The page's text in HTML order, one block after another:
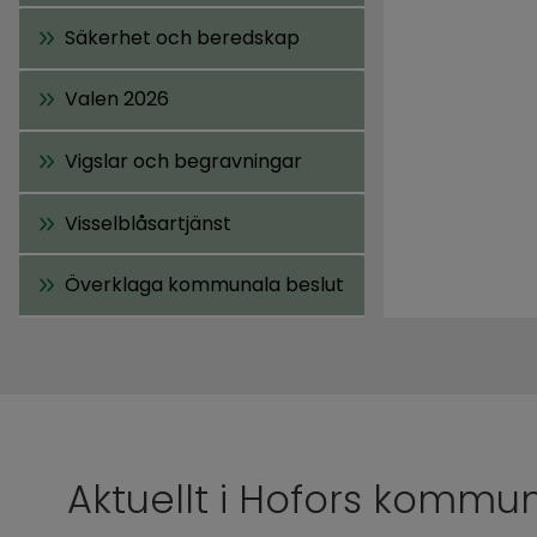
Säkerhet och beredskap
Valen 2026
Vigslar och begravningar
Visselblåsartjänst
Överklaga kommunala beslut
Aktuellt i Hofors